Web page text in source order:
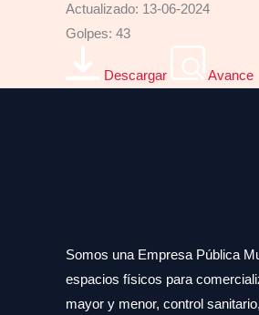
Actualizado: 13-06-2024
Golpes: 43
Descargar Avance
Somos una Empresa Pública
espacios físicos para
mayor y menor, control